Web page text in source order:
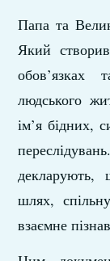
Папа та
Який
обов’язках
людського
ім’я бідних,
декларують,
шлях,
взаємне